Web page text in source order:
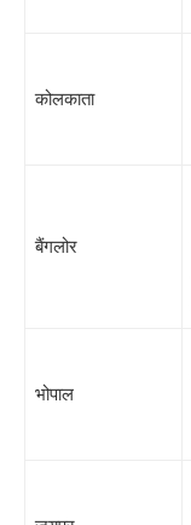
कोलकाता
बैंगलोर
भोपाल